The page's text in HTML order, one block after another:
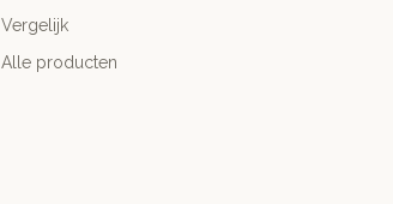
Vergelijk
Alle producten